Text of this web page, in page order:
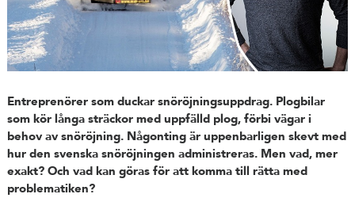
Entreprenörer som duckar snöröjningsuppdrag. Plogbilar
som kör långa sträckor med uppfälld plog, förbi vägar i
behov av snöröjning. Någonting är uppenbarligen skevt med
hur den svenska snöröjningen administreras. Men vad, mer
exakt? Och vad kan göras för att komma till rätta med
problematiken?